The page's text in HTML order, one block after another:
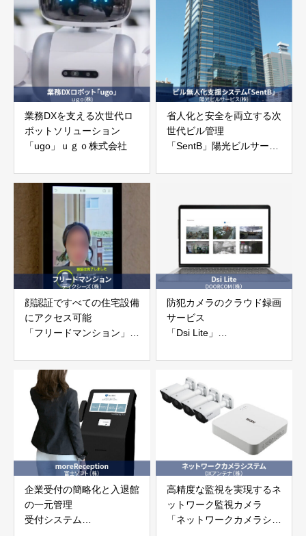
業務DXを支える次世代ロ
ボットソリューション
「ugo」ｕｇｏ株式会社
省人化と安全を両立する次
世代ビル管理
「SentB」陽光ビルサービ
顔認証ですべての住宅設備
にアクセス可能
「フリードマンション」
防犯カメラのクラウド録画
サービス
「Dsi Lite」
企業受付の簡略化と入退館
の一元管理
受付システム
高精度な監視を実現するネ
ットワーク監視カメラ
「ネットワークカメラシス